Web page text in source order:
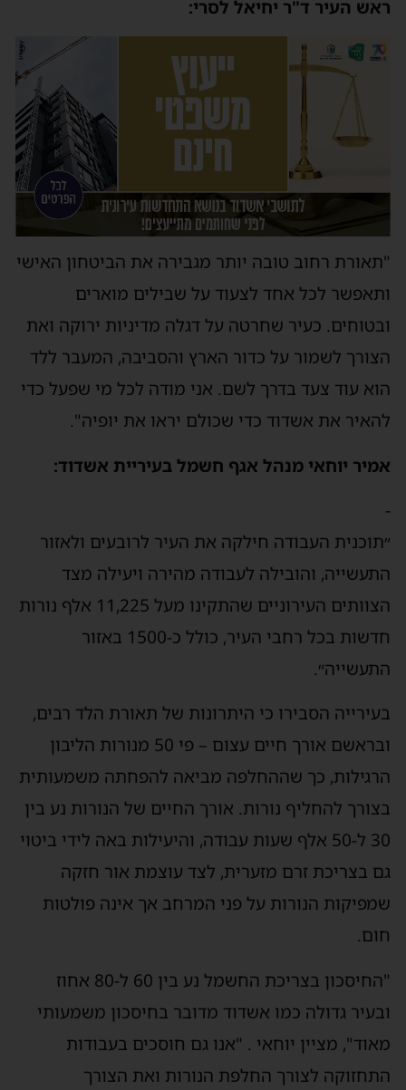
ראש העיר ד"ר יחיאל לסרי:
"תאורת רחוב טובה יותר מגבירה את הביטחון האישי
ותאפשר לכל אחד לצעוד על שבילים מוארים
ובטוחים. כעיר שחרטה על דגלה מדיניות ירוקה ואת
הצורך לשמור על כדור הארץ והסביבה, המעבר ללד
הוא עוד צעד בדרך לשם. אני מודה לכל מי שפעל כדי
להאיר את אשדוד כדי שכולם יראו את יופיה".
אמיר יוחאי מנהל אגף חשמל בעיריית אשדוד:
-
״תוכנית העבודה חילקה את העיר לרובעים ולאזור
התעשייה, והובילה לעבודה מהירה ויעילה מצד
הצוותים העירוניים שהתקינו מעל 11,225 אלף נורות
חדשות בכל רחבי העיר, כולל כ-1500 באזור
התעשייה״.
בעירייה הסבירו כי היתרונות של תאורת הלד רבים,
ובראשם אורך חיים עצום – פי 50 מנורות הליבון
הרגילות, כך שההחלפה מביאה להפחתה משמעותית
בצורך להחליף נורות. אורך החיים של הנורות נע בין
30 ל-50 אלף שעות עבודה, והיעילות באה לידי ביטוי
גם בצריכת זרם מזערית, לצד עוצמת אור חזקה
שמפיקות הנורות על פני המרחב אך אינה פולטות
חום.
"החיסכון בצריכת החשמל נע בין 60 ל-80 אחוז
ובעיר גדולה כמו אשדוד מדובר בחיסכון משמעותי
מאוד", מציין יוחאי . "אנו גם חוסכים בעבודות
התחזוקה לצורך החלפת הנורות ואת הצורך